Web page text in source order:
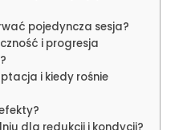
pojedyncza sesja?
i progresja
i kiedy rośnie
dla redukcji i kondycji?